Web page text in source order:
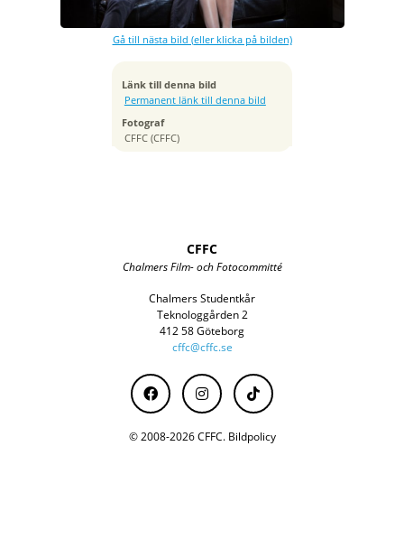
Gå till nästa bild (eller klicka på bilden)
Länk till denna bild
Permanent länk till denna bild
Fotograf
CFFC (CFFC)
Kamera
Canon EOS 7D
Tagen
ISO
100
Brännvidd
40 mm
CFFC
Chalmers Film- och Fotocommitté
Chalmers Studentkår
Teknologgården 2
412 58 Göteborg
cffc@cffc.se
© 2008-2026 CFFC. Bildpolicy